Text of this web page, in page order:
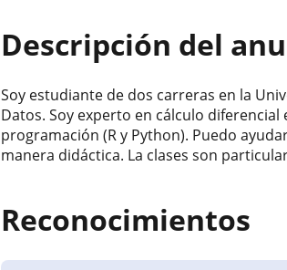
Descripción del
Soy estudiante de dos carreras en la
Datos. Soy experto en cálculo
programación (R y Python). Puedo
manera didáctica. La clases son
Reconocimientos